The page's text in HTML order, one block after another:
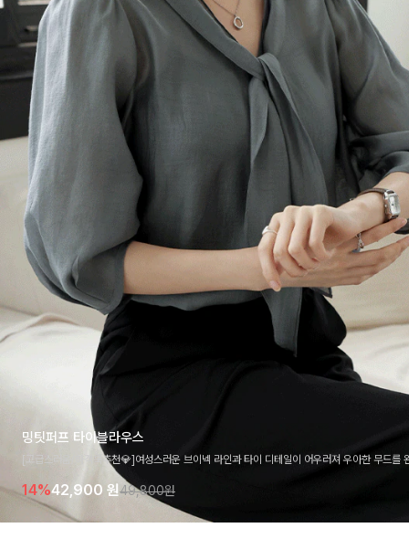
밍팃퍼프 타이블라우스
[고급스러움/하객룩추천💎]여성스러운 브이넥 라인과 타이 디테일이 어우러져 우아한 무드를
라우스 🤍 여유로운 7부 소매로 편안하게 착용되며 데일리룩부터 출근룩, 하객룩까지 세련된
기 좋은 아이템이에요
14%42,900 원49,800원